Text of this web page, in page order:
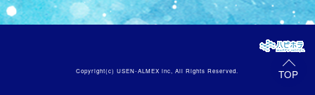
Copyright(c)USEN-ALMEX inc, All Rights Reserved.